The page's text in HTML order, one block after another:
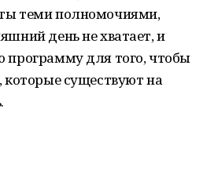
теми полномочиями,
день не хватает, и
программу для того, чтобы
которые существуют на